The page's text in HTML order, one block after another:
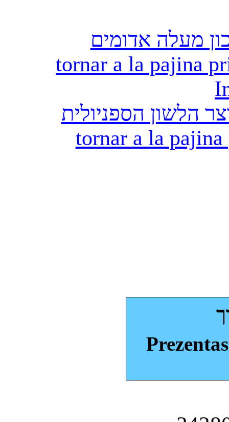
מעלה אדומים
tornar a la pajina
הלשון הספניולית
tornar a la